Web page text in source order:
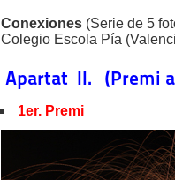
Conexiones (Serie de 5
Colegio Escola Pía
Apartat II. (Premi a
1er. Premi